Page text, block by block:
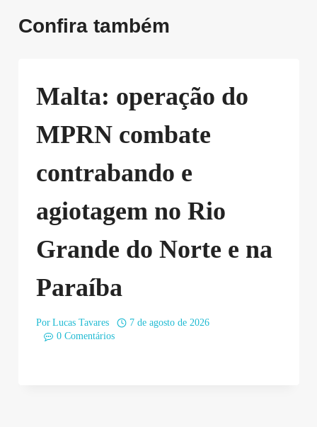
Confira também
Malta: operação do
MPRN combate
contrabando e
agiotagem no Rio
Grande do Norte e na
Paraíba
Por Lucas Tavares
7 de agosto de 2026
0 Comentários